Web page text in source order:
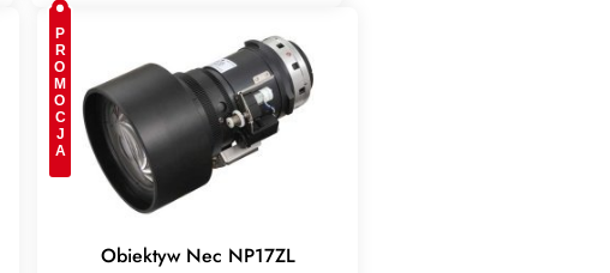
PROMOCJA
Obiektyw Nec NP17ZL